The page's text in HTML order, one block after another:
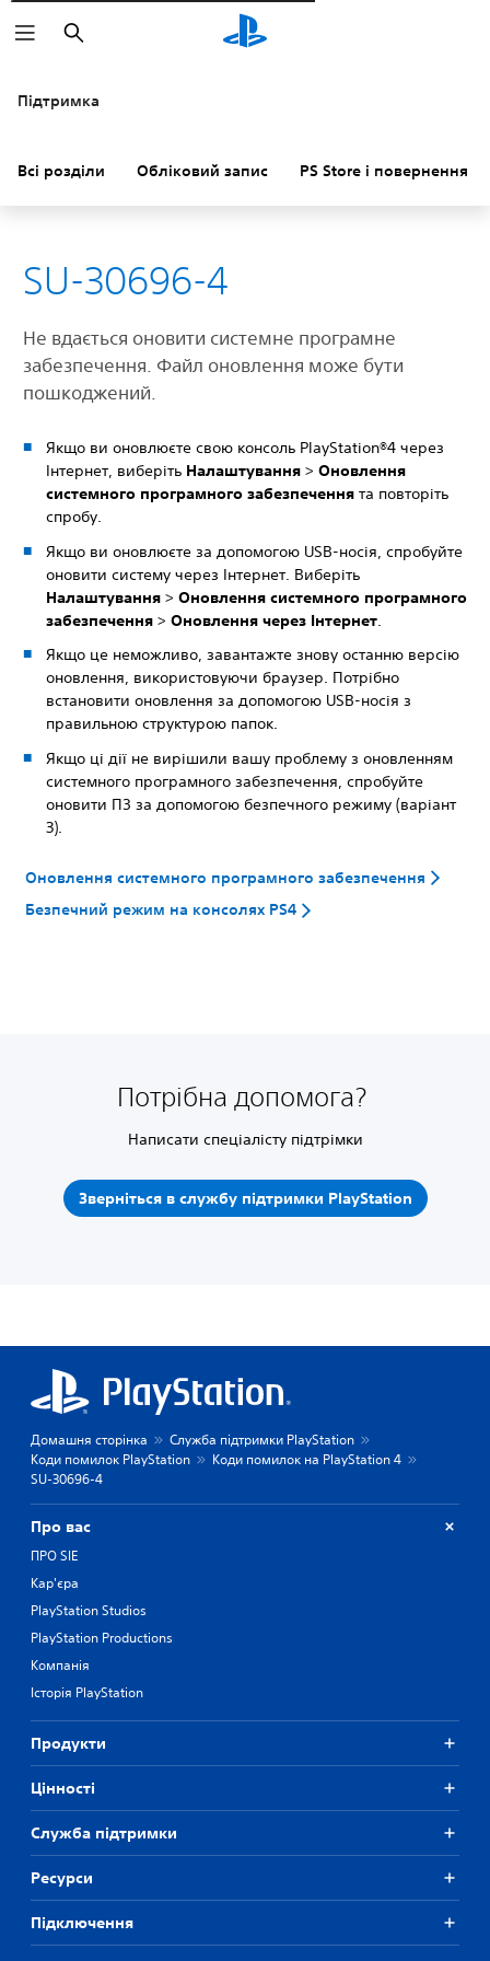
Пошук
Підтримка
Всі розділи Обліковий запис PS Store і повернення
SU-30696-4
Не вдається оновити системне програмне
забезпечення. Файл оновлення може бути
пошкоджений.
Якщо ви оновлюєте свою консоль PlayStation®4 через
Інтернет, виберіть Налаштування > Оновлення
системного програмного забезпечення та повторіть
спробу.
Якщо ви оновлюєте за допомогою USB-носія, спробуйте
оновити систему через Інтернет. Виберіть
Налаштування > Оновлення системного програмного
забезпечення > Оновлення через Інтернет
Якщо це неможливо, завантажте знову останню версiю
оновлення, використовуючи браузер. Потрiбно
встановити оновлення за допомогою USB-носія з
правильною структурою папок.
Якщо ці дії не вирішили вашу проблему з оновленням
системного програмного забезпечення, спробуйте
оновити ПЗ за допомогою безпечного режиму (варіант
3).
Оновлення системного програмного забезпечення
Безпечний режим на консолях PS4
Потрібна допомога?
Написати спеціалісту підтрімки
Зверніться в службу підтримки PlayStation
Домашня сторінка
Служба підтримки PlayStation
Коди помилок PlayStation
Коди помилок на PlayStation 4
SU-30696-4
Про вас
ПРО SIE
Кар'єра
PlayStation Studios
PlayStation Productions
Компанія
Історія PlayStation
Продукти
Цiнностi
Служба підтримки
Ресурси
Підключення